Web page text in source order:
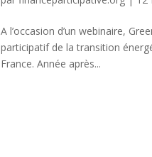
A l’occasion d’un webinaire,
participatif de la transition
France. Année après...